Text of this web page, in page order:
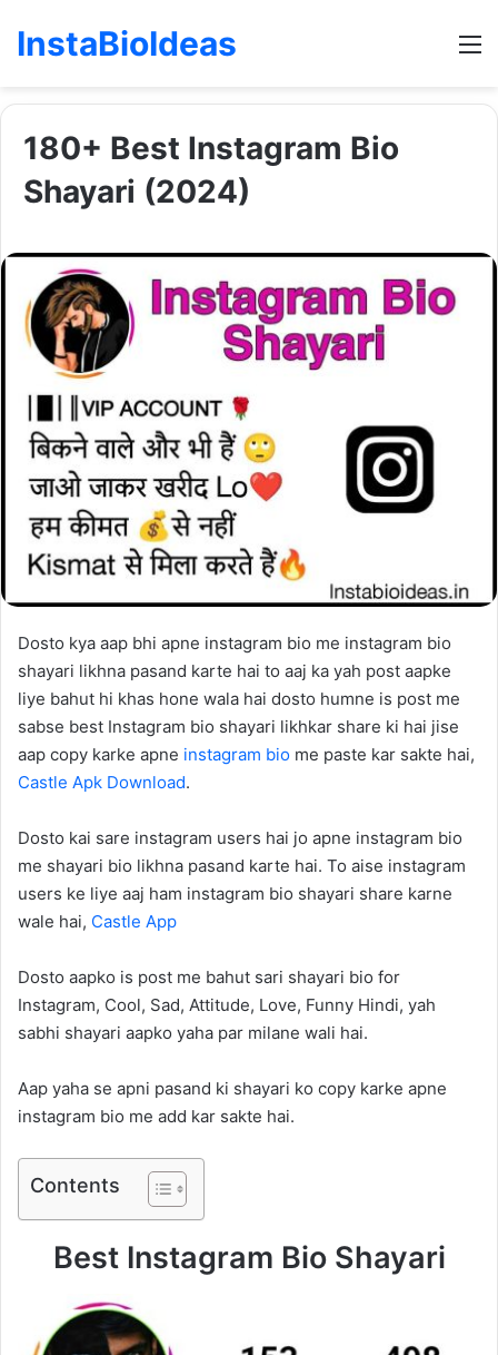
InstaBioIdeas
180+ Best Instagram Bio
Shayari (2024)
Dosto kya aap bhi apne instagram bio me instagram bio
shayari likhna pasand karte hai to aaj ka yah post aapke
liye bahut hi khas hone wala hai dosto humne is post me
sabse best Instagram bio shayari likhkar share ki hai jise
aap copy karke apne instagram bio me paste kar sakte hai,
Castle Apk Download.
Dosto kai sare instagram users hai jo apne instagram bio
me shayari bio likhna pasand karte hai. To aise instagram
users ke liye aaj ham instagram bio shayari share karne
wale hai, Castle App
Dosto aapko is post me bahut sari shayari bio for
Instagram, Cool, Sad, Attitude, Love, Funny Hindi, yah
sabhi shayari aapko yaha par milane wali hai.
Aap yaha se apni pasand ki shayari ko copy karke apne
instagram bio me add kar sakte hai.
Contents
Best Instagram Bio Shayari